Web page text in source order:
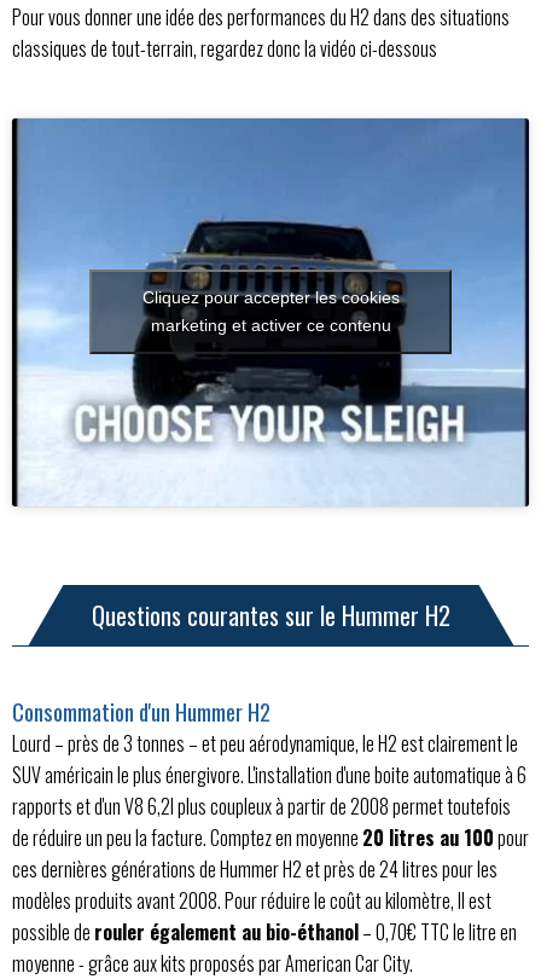
Pour vous donner une idée des performances du H2 dans des situations
classiques de tout-terrain, regardez donc la vidéo ci-dessous
Cliquez pour accepter les cookies
marketing et activer ce contenu
Questions courantes sur le Hummer H2
Consommation d'un Hummer H2
Lourd – près de 3 tonnes – et peu aérodynamique, le H2 est clairement le
SUV américain le plus énergivore. L'installation d'une boite automatique à 6
rapports et d'un V8 6,2l plus coupleux à partir de 2008 permet toutefois
de réduire un peu la facture. Comptez en moyenne 20 litres au 100pour
ces dernières générations de Hummer H2 et près de 24 litres pour les
modèles produits avant 2008. Pour réduire le coût au kilomètre, Il est
possible de rouler également au bio-éthanol– 0,70€ TTC le litre en
moyenne - grâce aux kits proposés par American Car City.